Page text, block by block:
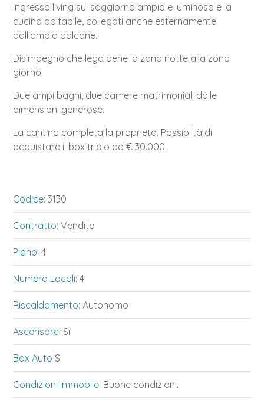
ingresso living sul soggiorno ampio e luminoso e la
cucina abitabile, collegati anche esternamente
dall'ampio balcone.
Disimpegno che lega bene la zona notte alla zona
giorno.
Due ampi bagni, due camere matrimoniali dalle
dimensioni generose.
La cantina completa la proprietà. Possibiltà di
acquistare il box triplo ad € 30.000.
Codice: 3130
Contratto: Vendita
Piano: 4
Numero Locali: 4
Riscaldamento: Autonomo
Ascensore: Si
Box Auto Si
Condizioni Immobile: Buone condizioni.